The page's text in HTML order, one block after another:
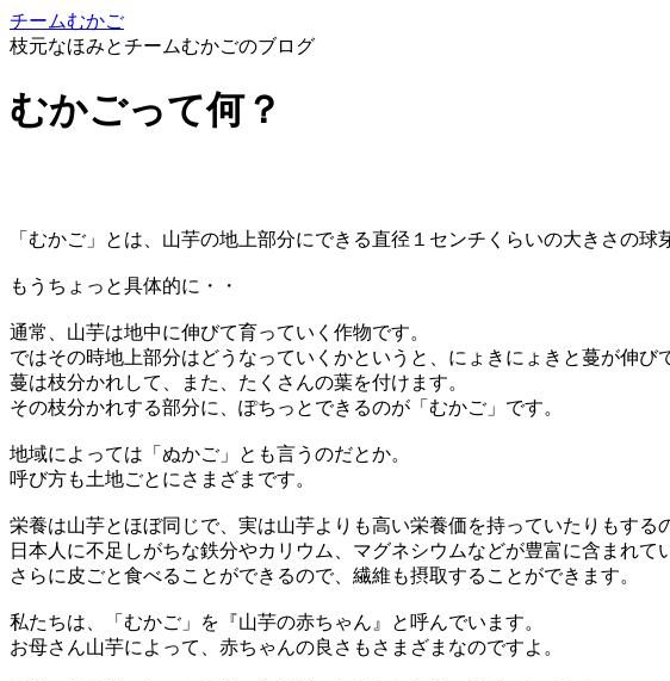
チームむかご
枝元なほみとチームむかごのブログ
むかごって何？
「むかご」とは、山芋の地上部分にできる直径１センチくらいの大きさの球
もうちょっと具体的に・・
通常、山芋は地中に伸びて育っていく作物です。
ではその時地上部分はどうなっていくかというと、にょきにょきと蔓が伸び
蔓は枝分かれして、また、たくさんの葉を付けます。
その枝分かれする部分に、ぽちっとできるのが「むかご」です。
地域によっては「ぬかご」とも言うのだとか。
呼び方も土地ごとにさまざまです。
栄養は山芋とほぼ同じで、実は山芋よりも高い栄養価を持っていたりもする
日本人に不足しがちな鉄分やカリウム、マグネシウムなどが豊富に含まれて
さらに皮ごと食べることができるので、繊維も摂取することができます。
私たちは、「むかご」を『山芋の赤ちゃん』と呼んでいます。
お母さん山芋によって、赤ちゃんの良さもさまざまなのですよ。